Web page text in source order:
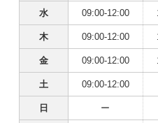
水 09:00-12:00
木 09:00-12:00
金 09:00-12:00
土 09:00-12:00
日 ー